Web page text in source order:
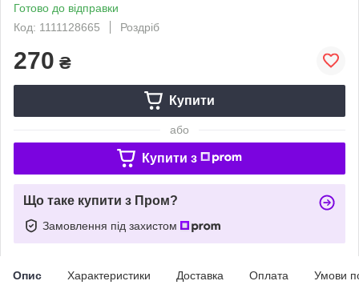
Готово до відправки
Код: 1111128665
Роздріб
270 ₴
Купити
або
Купити з
Що таке купити з Пром?
Замовлення під захистом
Опис Характеристики Доставка Оплата Умови